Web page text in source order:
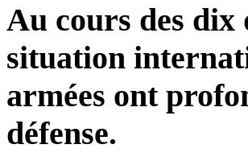
Au cours des dix
situation
armées ont
défense.